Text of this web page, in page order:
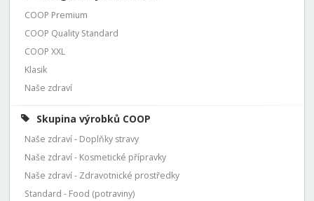
COOP Premium
COOP Quality Standard
COOP XXL
Klasik
Naše zdraví
Skupina výrobků COOP
Naše zdraví - Doplňky stravy
Naše zdraví - Kosmetické přípravky
Naše zdraví - Zdravotnické prostředky
Standard - Food (potraviny)